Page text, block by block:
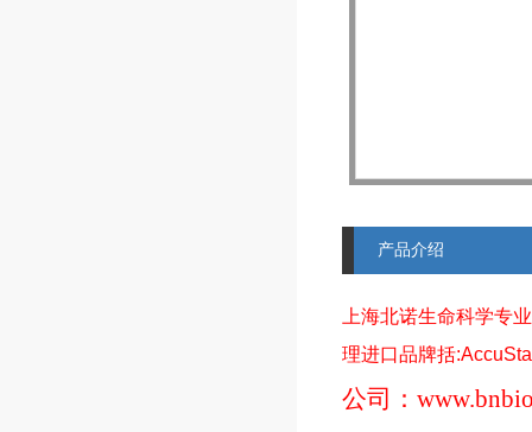
产品介绍
上海北诺生命科学专
理进口品牌括
公司：